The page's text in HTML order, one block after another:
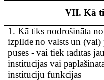
VII. Kā
1. Kā tiks nodrošināta
izpilde no valsts un (vai)
puses- vai tiek radītas
institūcijas vai
institūciju funkcijas